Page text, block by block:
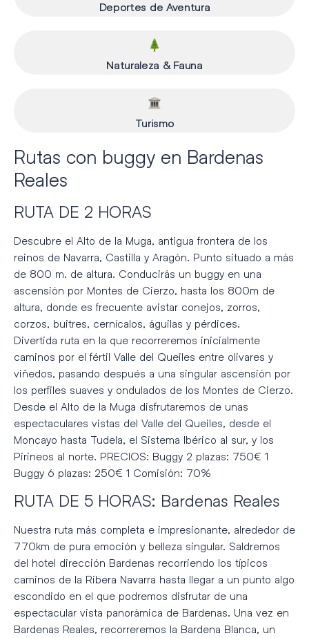
Deportes de Aventura
Naturaleza & Fauna
Turismo
Rutas con buggy en Bardenas
Reales
RUTA DE 2 HORAS
Descubre el Alto de la Muga, antigua frontera de los
reinos de Navarra, Castilla y Aragón. Punto situado a más
de 800 m. de altura. Conducirás un buggy en una
ascensión por Montes de Cierzo, hasta los 800m de
altura, donde es frecuente avistar conejos, zorros,
corzos, buitres, cernícalos, águilas y pérdices.
Divertida ruta en la que recorreremos inicialmente
caminos por el fértil Valle del Queiles entre olivares y
viñedos, pasando después a una singular ascensión por
los perfiles suaves y ondulados de los Montes de Cierzo.
Desde el Alto de la Muga disfrutaremos de unas
espectaculares vistas del Valle del Queiles, desde el
Moncayo hasta Tudela, el Sistema Ibérico al sur, y los
Pirineos al norte. PRECIOS: Buggy 2 plazas: 750€ 1
Buggy 6 plazas: 250€ 1 Comisión: 70%
RUTA DE 5 HORAS: Bardenas Reales
Nuestra ruta más completa e impresionante, alrededor de
770km de pura emoción y belleza singular. Saldremos
del hotel dirección Bardenas recorriendo los típicos
caminos de la Ribera Navarra hasta llegar a un punto algo
escondido en el que podremos disfrutar de una
espectacular vista panorámica de Bardenas. Una vez en
Bardenas Reales, recorreremos la Bardena Blanca, un